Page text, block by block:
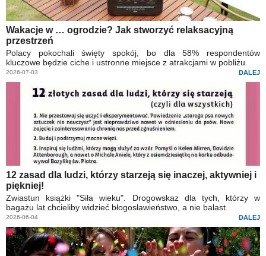
Wakacje w … ogrodzie? Jak stworzyć relaksacyjną
przestrzeń
Polacy pokochali święty spokój, bo dla 58% respondentów
kluczowe będzie ciche i ustronne miejsce z atrakcjami w pobliżu.
2026-07-03 DALEJ
12 zasad dla ludzi, którzy starzeją się inaczej, aktywniej i
piękniej!
Zwiastun książki "Siła wieku". Drogowskaz dla tych, którzy w
bagażu lat chcieliby widzieć błogosławieństwo, a nie balast.
2026-06-04 DALEJ